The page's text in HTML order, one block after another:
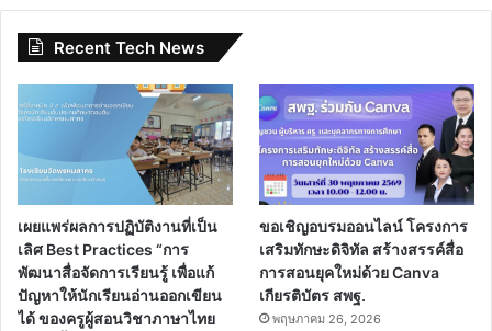
Recent Tech News
เผยแพร่ผลการปฏิบัติงานที่เป็น
เลิศ Best Practices “การ
พัฒนาสื่อจัดการเรียนรู้ เพื่อแก้
ปัญหาให้นักเรียนอ่านออกเขียน
ได้ ของครูผู้สอนวิชาภาษาไทย
ขอเชิญอบรมออนไลน์ โครงการ
เสริมทักษะดิจิทัล สร้างสรรค์สื่อ
การสอนยุคใหม่ด้วย Canva
เกียรติบัตร สพฐ.
พฤษภาคม 26, 2026